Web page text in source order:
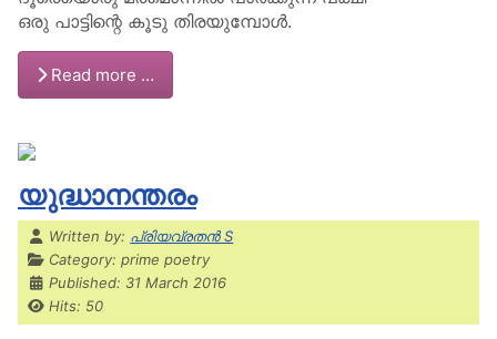
ഒരു പാട്ടിന്റെ കൂടു തിരയുമ്പോൾ.
Read more …
യുദ്ധാനന്തരം
Details
Written by: പ്രിയവ്രതൻ S
Category:prime poetry
Published: 31 March 2016
Hits: 50